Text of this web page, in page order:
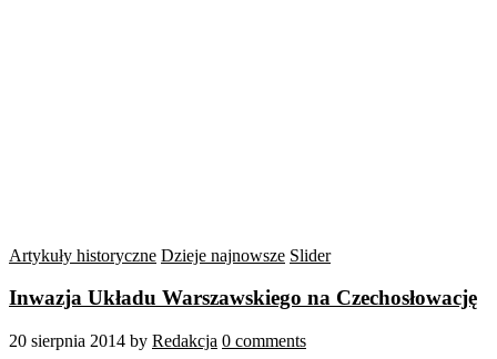
Artykuły historyczne Dzieje najnowsze Slider
Inwazja Układu Warszawskiego na Czechosłowację
20 sierpnia 2014 by Redakcja 0 comments